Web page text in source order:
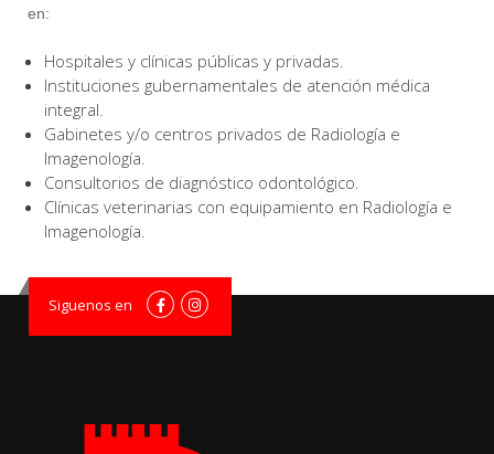
en:
Hospitales y clínicas públicas y privadas.
Instituciones gubernamentales de atención médica
integral.
Gabinetes y/o centros privados de Radiología e
Imagenología.
Consultorios de diagnóstico odontológico.
Clínicas veterinarias con equipamiento en Radiología e
Imagenología.
Siguenos en